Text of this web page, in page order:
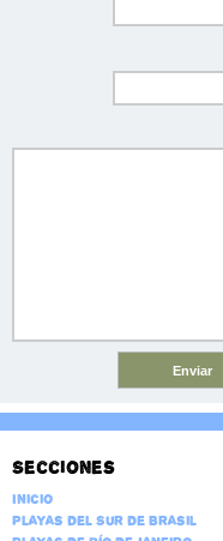
Secciones
Inicio
Playas del Sur de Brasil